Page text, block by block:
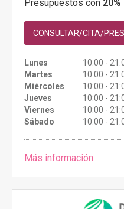
Presupuestos con
CONSULTAR/CITA/
Lunes
10:00 -
Martes
10:00 -
Miércoles
10:00 -
Jueves
10:00 -
Viernes
10:00 -
Sábado
10:00 -
Más información